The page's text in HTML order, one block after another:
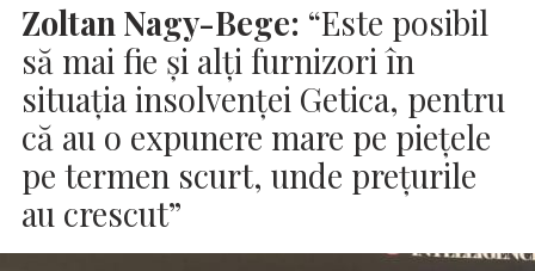
Zoltan Nagy-Bege: “Este posibil
să mai fie și alți furnizori în
situația insolvenţei Getica, pentru
că au o expunere mare pe pieţele
pe termen scurt, unde preţurile
au crescut”